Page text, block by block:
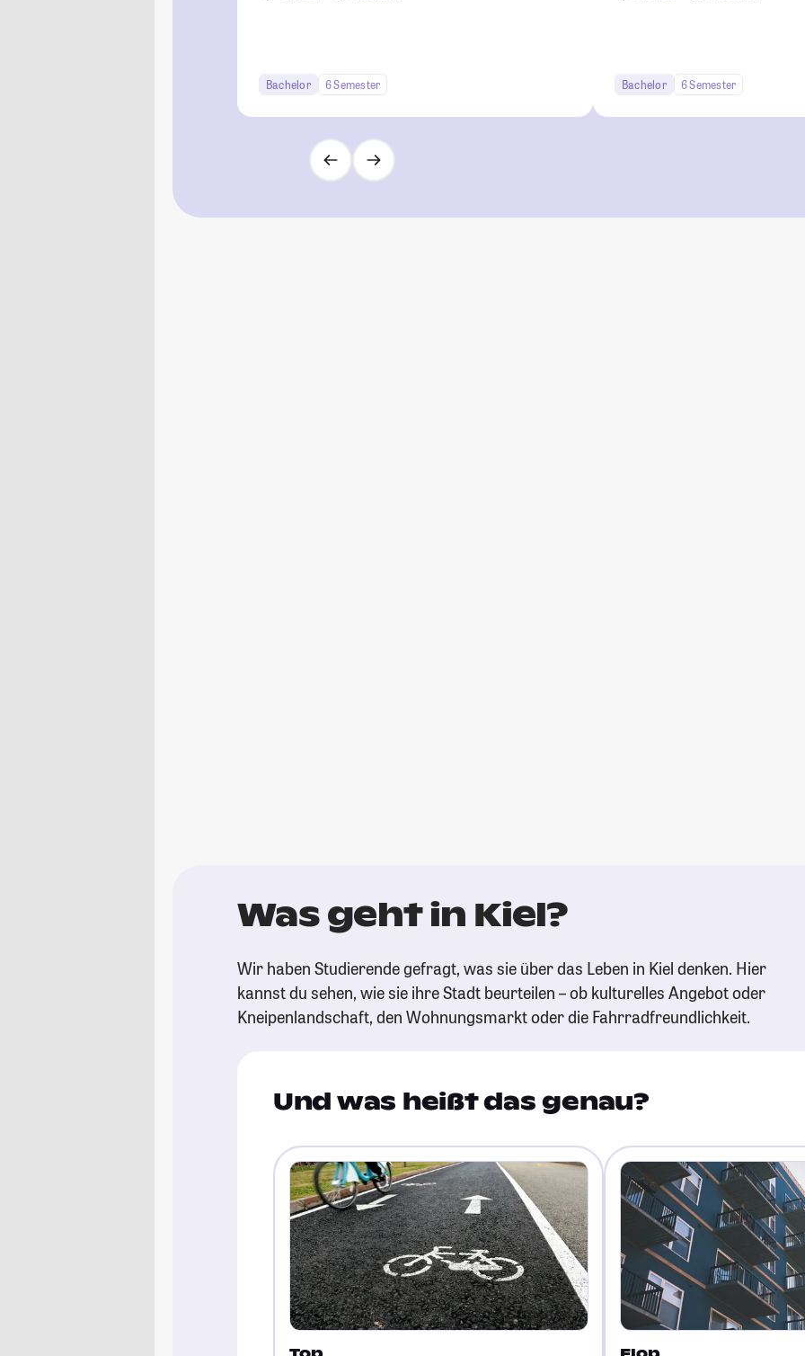
Bachelor 6 Semester Bachelor 6 Semester
Was geht in Kiel?
Wir haben Studierende gefragt, was sie über das Leben in Kiel denken. Hier
kannst du sehen, wie sie ihre Stadt beurteilen – ob kulturelles Angebot oder
Kneipenlandschaft, den Wohnungsmarkt oder die Fahrradfreundlichkeit.
Und was heißt das genau?